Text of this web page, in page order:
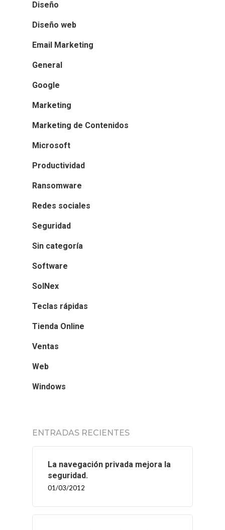
Diseño
Diseño web
Email Marketing
General
Google
Marketing
Marketing de Contenidos
Microsoft
Productividad
Ransomware
Redes sociales
Seguridad
Sin categoría
Software
SolNex
Teclas rápidas
Tienda Online
Ventas
Web
Windows
ENTRADAS RECIENTES
La navegación privada mejora la
seguridad.
01/03/2012